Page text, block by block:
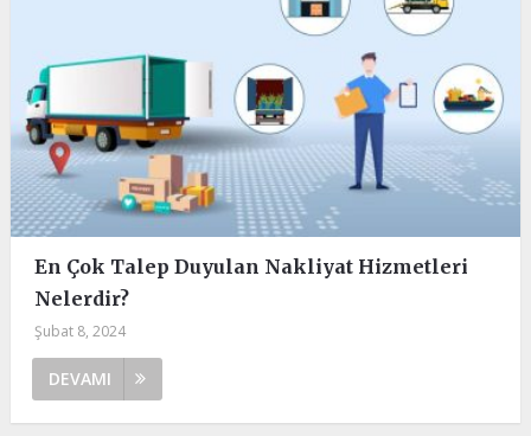
En Çok Talep Duyulan Nakliyat Hizmetleri
Nelerdir?
Şubat 8, 2024
DEVAMI